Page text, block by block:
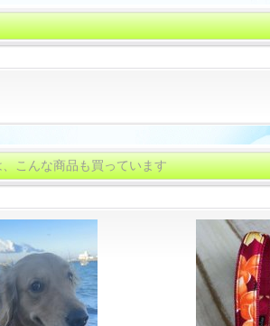
こんな商品も買っています